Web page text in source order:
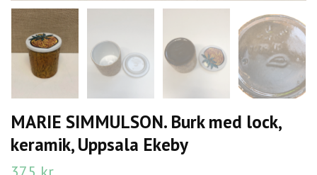
MARIE SIMMULSON. Burk med lock,
keramik, Uppsala Ekeby